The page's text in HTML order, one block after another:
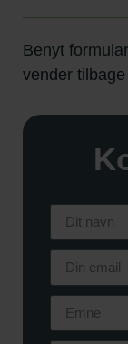
Benyt
vender